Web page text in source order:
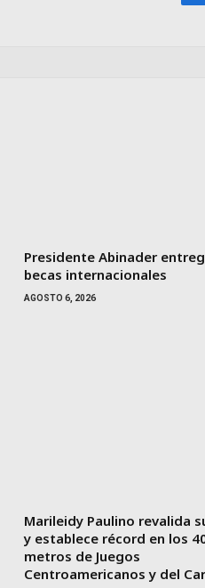
Presidente Abinader
becas internacionales
AGOSTO 6, 2026
Marileidy Paulino revalida
y establece récord en los
metros de Juegos
Centroamericanos y del